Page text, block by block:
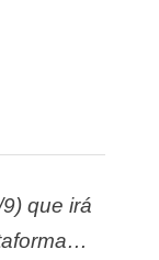
que irá